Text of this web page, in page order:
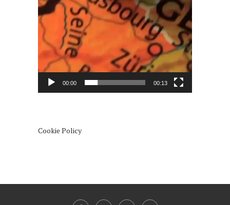
00:00 00:13
Cookie Policy